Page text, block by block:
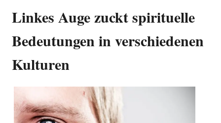
Linkes Auge zuckt spirituelle
Bedeutungen in verschiedenen
Kulturen